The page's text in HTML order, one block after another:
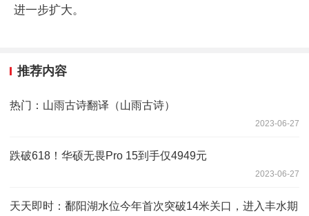
进一步扩大。
推荐内容
热门：山雨古诗翻译（山雨古诗）
2023-06-27
跌破618！华硕无畏Pro 15到手仅4949元
2023-06-27
天天即时：鄱阳湖水位今年首次突破14米关口，进入丰水期